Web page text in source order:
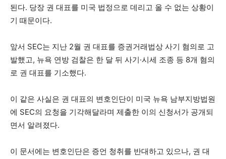
된다. 당장 권 대표를 미국 법정으로 데리고 올 수 없는 상황이
기 때문이다.
앞서 SEC는 지난 2월 권 대표를 증권거래법상 사기 혐의로 고
발했고, 뉴욕 연방 검찰은 한 달 뒤 사기·시세 조종 등 8개 혐의
로 권 대표를 기소했다.
이 같은 사실은 권 대표의 변호인단이 미국 뉴욕 남부지방법원
에 SEC의 요청을 기각해달라며 제출한 이의 신청서가 공개되
면서 알려졌다.
이 문서에는 변호인단은 증언 청취를 반대하고 있으나, 권 대